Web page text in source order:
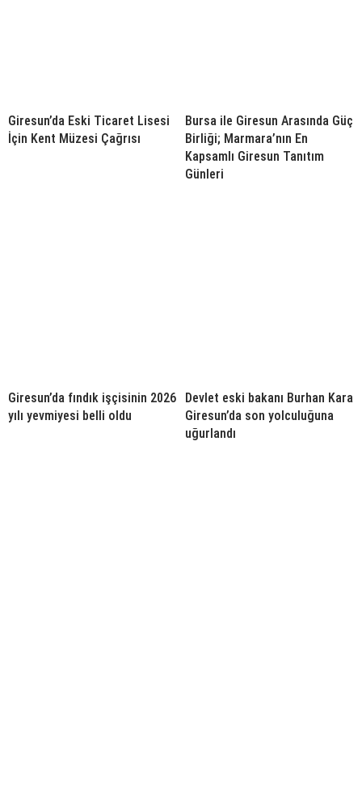
Giresun’da Eski Ticaret Lisesi
İçin Kent Müzesi Çağrısı
Bursa ile Giresun Arasında Güç
Birliği; Marmara’nın En
Kapsamlı Giresun Tanıtım
Günleri
Giresun’da fındık işçisinin 2026
yılı yevmiyesi belli oldu
Devlet eski bakanı Burhan Kara
Giresun’da son yolculuğuna
uğurlandı